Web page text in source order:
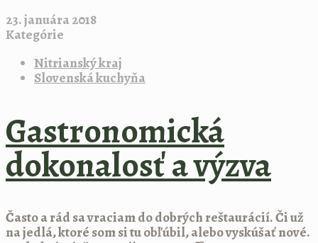
23. januára 2018
Kategórie
Nitrianský kraj
Slovenská kuchyňa
Gastronomická
dokonalosť a výzva
Často a rád sa vraciam do dobrých reštaurácií. Či už
na jedlá, ktoré som si tu obľúbil, alebo vyskúšať nové.